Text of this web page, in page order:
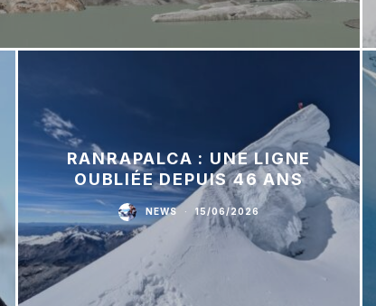
RANRAPALCA : UNE LIGNE
OUBLIÉE DEPUIS 46 ANS
NEWS · 15/06/2026